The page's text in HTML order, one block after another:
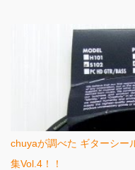
chuyaが調べた ギターシー
集Vol.4！！